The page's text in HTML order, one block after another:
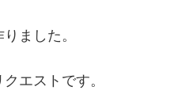
ました。
エストです。